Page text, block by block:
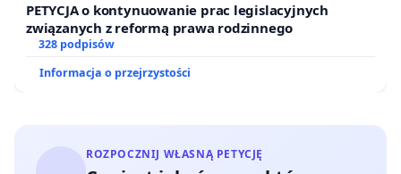
PETYCJA o kontynuowanie prac legislacyjnych
związanych z reformą prawa rodzinnego
328 podpisów
Informacja o przejrzystości
ROZPOCZNIJ WŁASNĄ PETYCJĘ